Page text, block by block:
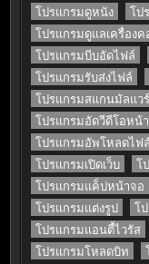
โปรแกรมดูหนัง
โป
โปรแกรมดูแลเครื่อง
โปรแกรมบีบอัดไฟล์
โปรแกรมรับส่งไฟล์
โปรแกรมสแกนมัลแวร์
โปรแกรมอัดวีดีโอหน้
โปรแกรมอัพโหลดไฟล์
โปรแกรมเปิดเว็บ
โ
โปรแกรมแค็ปหน้าจอ
โปรแกรมแต่งรูป
โ
โปรแกรมแอนตี้ไวรัส
โปรแกรมโหลดบิท